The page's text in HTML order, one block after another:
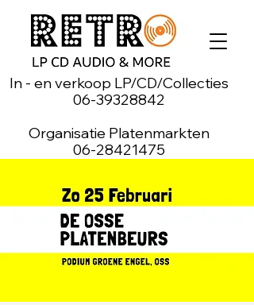
In - en verkoop LP/CD/Collecties
06-39328842
Organisatie Platenmarkten
06-28421475